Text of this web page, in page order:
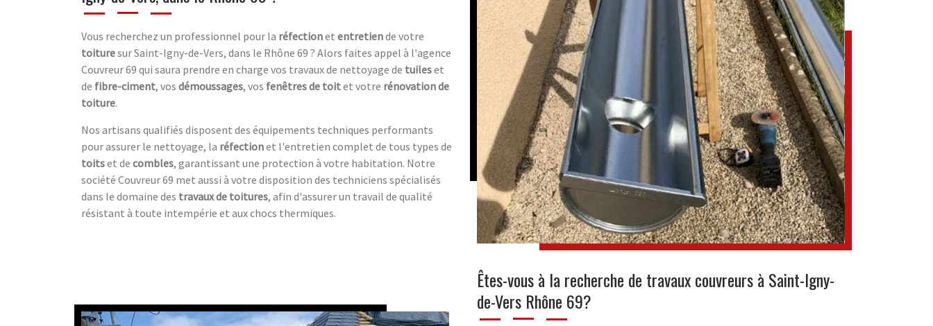
Vous recherchez un professionnel pour la réfectionet entretiende votre
toituresur Saint-Igny-de-Vers, dans le Rhône 69 ? Alors faites appel à l'agence
Couvreur 69 qui saura prendre en charge vos travaux de nettoyage de tuileset
de fibre-ciment, vos démoussages, vos fenêtres de toitet votre rénovation de
toiture.
Nos artisans qualifiés disposent des équipements techniques performants
pour assurer le nettoyage, la réfectionet l'entretien complet de tous types de
toitset de combles, garantissant une protection à votre habitation. Notre
société Couvreur 69 met aussi à votre disposition des techniciens spécialisés
dans le domaine des travaux de toitures, afin d'assurer un travail de qualité
résistant à toute intempérie et aux chocs thermiques.
Êtes-vous à la recherche de travaux couvreurs à Saint-Igny-
de-Vers Rhône 69?